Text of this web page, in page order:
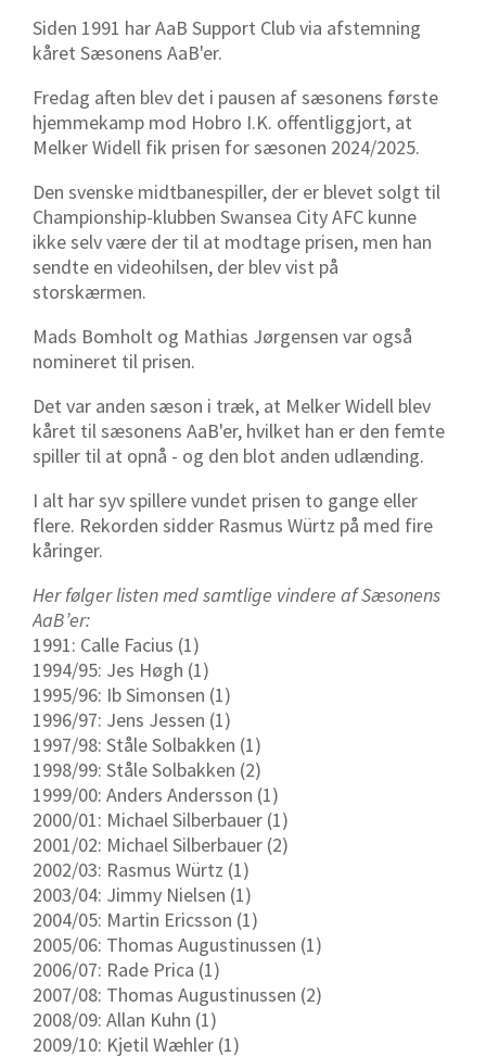
Siden 1991 har AaB Support Club via afstemning
kåret Sæsonens AaB'er.
Fredag aften blev det i pausen af sæsonens første
hjemmekamp mod Hobro I.K. offentliggjort, at
Melker Widell fik prisen for sæsonen 2024/2025.
Den svenske midtbanespiller, der er blevet solgt til
Championship-klubben Swansea City AFC kunne
ikke selv være der til at modtage prisen, men han
sendte en videohilsen, der blev vist på
storskærmen.
Mads Bomholt og Mathias Jørgensen var også
nomineret til prisen.
Det var anden sæson i træk, at Melker Widell blev
kåret til sæsonens AaB'er, hvilket han er den femte
spiller til at opnå - og den blot anden udlænding.
I alt har syv spillere vundet prisen to gange eller
flere. Rekorden sidder Rasmus Würtz på med fire
kåringer.
Her følger listen med samtlige vindere af Sæsonens
AaB’er:
1991: Calle Facius (1)
1994/95: Jes Høgh (1)
1995/96: Ib Simonsen (1)
1996/97: Jens Jessen (1)
1997/98: Ståle Solbakken (1)
1998/99: Ståle Solbakken (2)
1999/00: Anders Andersson (1)
2000/01: Michael Silberbauer (1)
2001/02: Michael Silberbauer (2)
2002/03: Rasmus Würtz (1)
2003/04: Jimmy Nielsen (1)
2004/05: Martin Ericsson (1)
2005/06: Thomas Augustinussen (1)
2006/07: Rade Prica (1)
2007/08: Thomas Augustinussen (2)
2008/09: Allan Kuhn (1)
2009/10: Kjetil Wæhler (1)